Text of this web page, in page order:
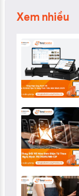
Xem nhiều